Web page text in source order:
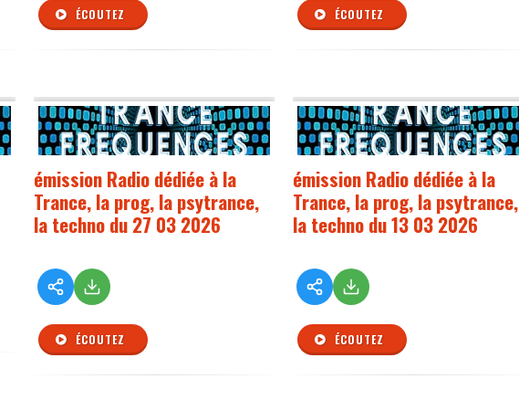
ÉCOUTEZ ÉCOUTEZ
émission Radio dédiée à la
Trance, la prog, la psytrance,
la techno du 27 03 2026
ÉCOUTEZ
émission Radio dédiée à la
Trance, la prog, la psytrance,
la techno du 13 03 2026
ÉCOUTEZ